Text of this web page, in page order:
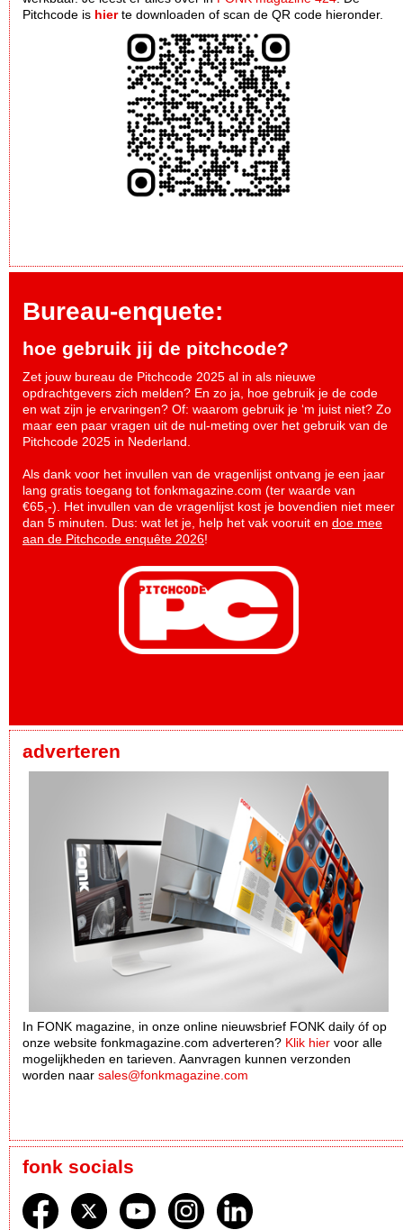
Pitchcode is hierte downloaden of scan de QR code hieronder.
Bureau-enquete:
hoe gebruik jij de pitchcode?
Zet jouw bureau de Pitchcode 2025 al in als nieuwe
opdrachtgevers zich melden? En zo ja, hoe gebruik je de code
en wat zijn je ervaringen? Of: waarom gebruik je ‘m juist niet? Zo
maar een paar vragen uit de nul-meting over het gebruik van de
Pitchcode 2025 in Nederland.
Als dank voor het invullen van de vragenlijst ontvang je een jaar
lang gratis toegang tot fonkmagazine.com (ter waarde van
€65,-). Het invullen van de vragenlijst kost je bovendien niet meer
dan 5 minuten. Dus: wat let je, help het vak vooruit en doe mee
aan de Pitchcode enquête 2026!
adverteren
In FONK magazine, in onze online nieuwsbrief FONK daily óf op
onze website fonkmagazine.com adverteren? Klik hier voor alle
mogelijkheden en tarieven. Aanvragen kunnen verzonden
worden naar sales@fonkmagazine.com
fonk socials